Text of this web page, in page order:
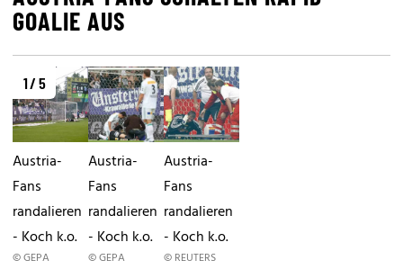
GOALIE AUS
1 / 5
Austria-
Fans
randalieren
- Koch k.o.
© GEPA
Austria-
Fans
randalieren
- Koch k.o.
© GEPA
Austria-
Fans
randalieren
- Koch k.o.
© REUTERS